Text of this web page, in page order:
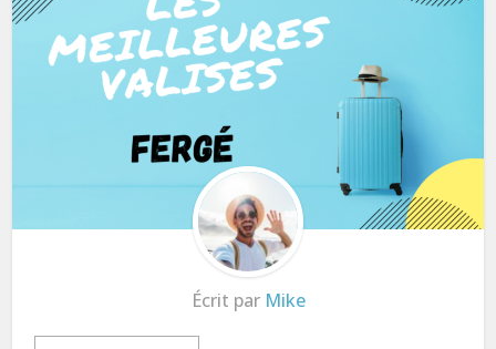
Écrit par Mike